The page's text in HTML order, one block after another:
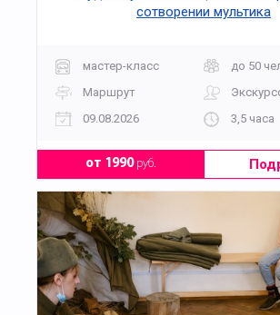
сотворении мультика
мастер-класс
до 50
Маршрут
09.08.2026
3,5 часа
от 1990руб.